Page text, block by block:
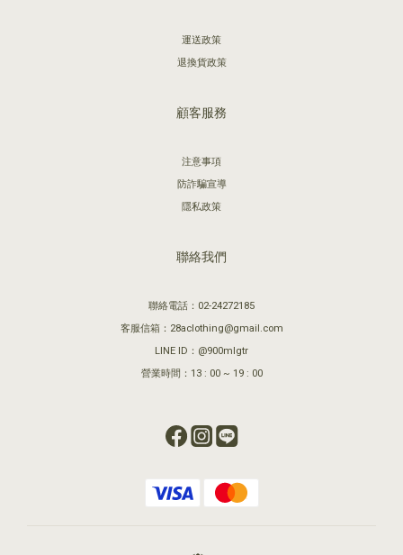
運送政策
退換貨政策
顧客服務
注意事項
防詐騙宣導
隱私政策
聯絡我們
聯絡電話：02-24272185
客服信箱：28aclothing@gmail.com
LINE ID：@900mlgtr
營業時間：13 : 00 ~ 19 : 00